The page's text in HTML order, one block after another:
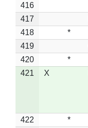
416
417
418
*
419
420
*
421
X
422 *